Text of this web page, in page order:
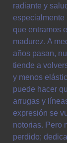
radiante y
especialmente
que entramos
madurez. A
años pasan,
tiende a
y menos
puede hacer
arrugas y
expresión se
notorias. Pero
perdido;